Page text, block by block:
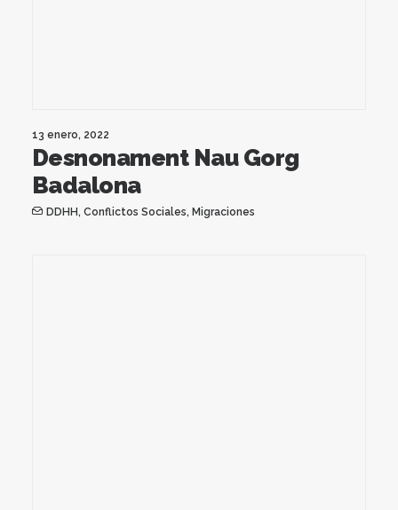
13 enero, 2022
Desnonament Nau Gorg
Badalona
DDHH, Conflictos Sociales, Migraciones